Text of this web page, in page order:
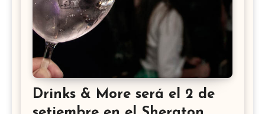
Drinks & More será el 2 de